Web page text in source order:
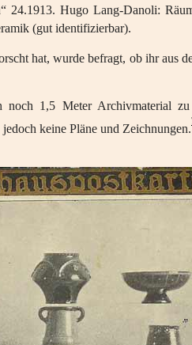
24.1913. Hugo Lang-Danoli:
(gut identifizierbar).
hat, wurde befragt, ob ihr aus
1,5 Meter Archivmaterial
keine Pläne und Zeichnungen.